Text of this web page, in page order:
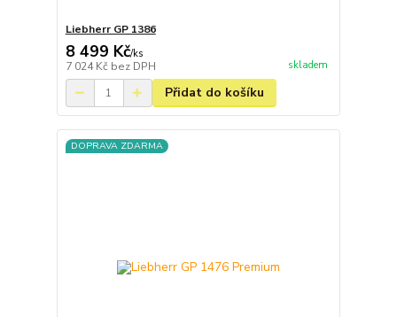
Liebherr GP 1386
8 499 Kč/ks
7 024 Kč bez DPH skladem
Přidat do košíku
DOPRAVA ZDARMA